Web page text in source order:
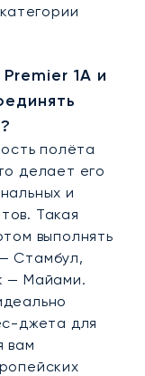
1A и
полёта
делает его
и
Такая
выполнять
Стамбул,
— Майами.
джета для
вам